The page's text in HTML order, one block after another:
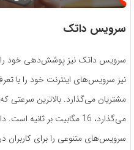
سرویس داتک
سرویس داتک نیز پوشش‌دهی خود را
نیز سرویس‌های اینترنت خود را با
مشتریان می‌گذارد. بالاترین سرعتی
سرویس‌های متنوعی را برای کاربران